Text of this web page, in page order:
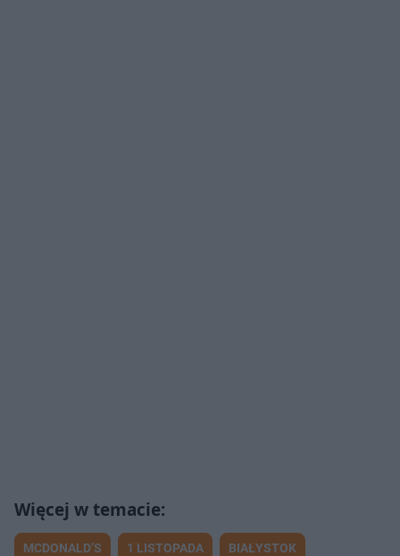
MCDONALD’S 1 LISTOPADA BIAŁYSTOK